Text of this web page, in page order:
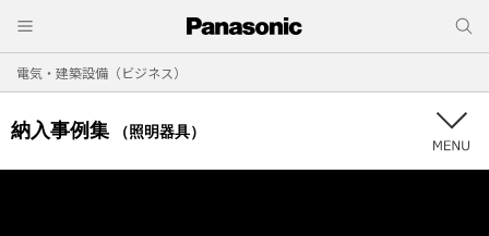
電気・建築設備（ビジネス）
納入事例集 （照明器具）